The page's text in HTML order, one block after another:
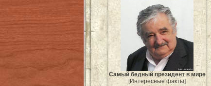
Самый бедный президент в мире
[Интересные факты]